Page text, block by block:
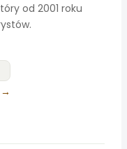
od 2001 roku